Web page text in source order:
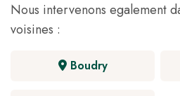
Nous intervenons egalement
voisines :
Boudry